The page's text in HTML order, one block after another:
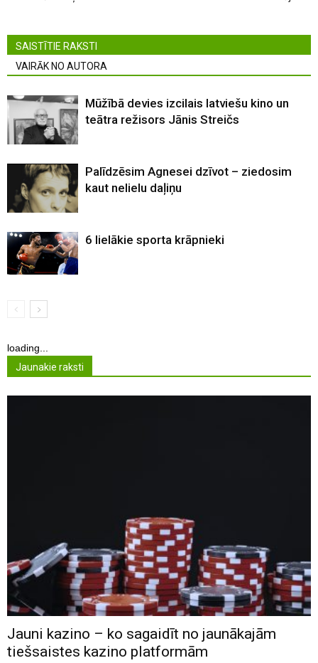
SAISTĪTIE RAKSTI
VAIRĀK NO AUTORA
Mūžībā devies izcilais latviešu kino un
teātra režisors Jānis Streičs
Palīdzēsim Agnesei dzīvot – ziedosim
kaut nelielu daļiņu
6 lielākie sporta krāpnieki
loading...
Jaunakie raksti
Jauni kazino – ko sagaidīt no jaunākajām
tiešsaistes kazino platformām